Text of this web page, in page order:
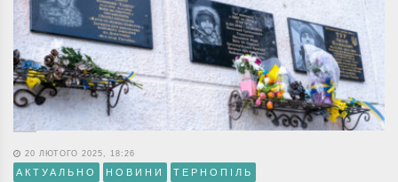
20 ЛЮТОГО 2025, 18:26
АКТУАЛЬНО НОВИНИ ТЕРНОПІЛЬ